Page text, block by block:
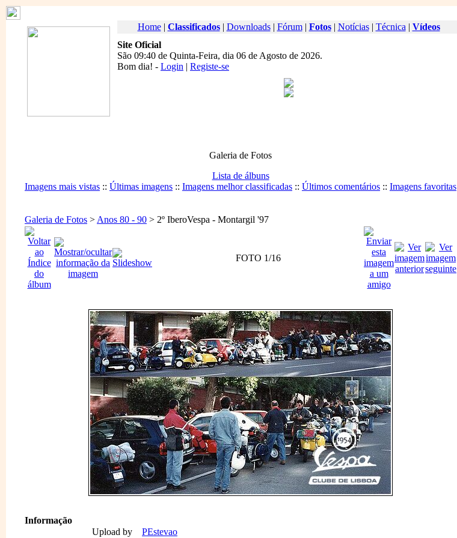
Home| Classificados| Downloads| Fórum| Fotos| Notícias| Técnica | Vídeos
Site Oficial
São 09:40 de Quinta-Feira, dia 06 de Agosto de 2026.
Bom dia! - Login | Registe-se
Galeria de Fotos
Lista de álbuns
Imagens mais vistas :: Últimas imagens :: Imagens melhor classificadas :: Últimos comentários :: Imagens favoritas
Galeria de Fotos > Anos 80 - 90 > 2º IberoVespa - Montargil '97
FOTO 1/16
Informação
Upload by
PEstevao